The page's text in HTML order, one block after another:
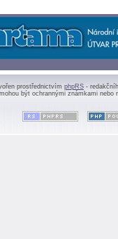
prostřednictvím phpRS -
být ochrannými známkami